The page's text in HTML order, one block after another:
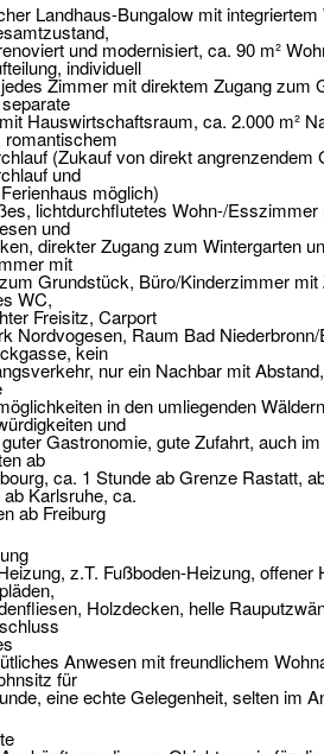
Landhaus-Bungalow mit
und modernisiert, ca. 90 m²
individuell
Zimmer mit direktem Zugang zum
Hauswirtschaftsraum, ca. 2.000 m²
romantischem
(Zukauf von direkt
und
möglich)
lichtdurchflutetes Wohn-/
und
direkter Zugang zum Wintergarten
mit
Grundstück, Büro/Kinderzimmer
WC,
Freisitz, Carport
Nordvogesen, Raum Bad
kein
nur ein Nachbar mit
in den umliegenden
und
Gastronomie, gute Zufahrt, auch
ab
ca. 1 Stunde ab Grenze Rastatt,
Karlsruhe, ca.
ab Freiburg
z.T. Fußboden-Heizung,
Holzdecken, helle
Anwesen mit freundlichem
für
eine echte Gelegenheit, selten im